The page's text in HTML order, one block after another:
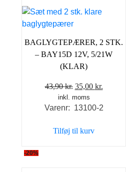
BAGLYGTEPÆRER, 2 STK.
– BAY15D 12V, 5/21W
(KLAR)
43,90kr. Den
oprindelige
pris
43,90 kr..
35,00 kr.
pris
inkl. moms
Varenr: 13100-2
Tilføj til kurv
-20%